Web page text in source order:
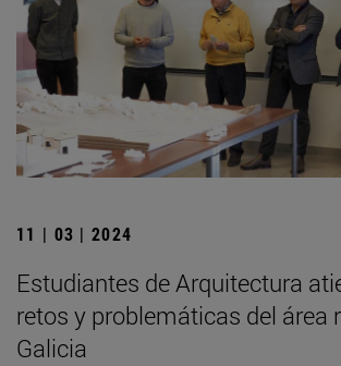
11 | 03 | 2024
Estudiantes de Arquitectura
retos y problemáticas del área
Galicia